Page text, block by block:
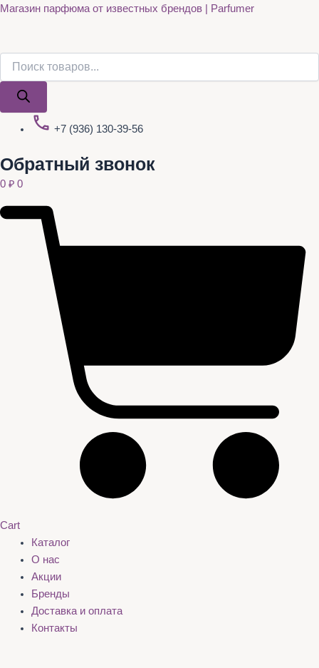
Перейти
Магазин парфюма от известных брендов | Parfumer
Поиск
+7 (936) 130-39-56
Обратный звонок
0 ₽ 0
Cart
Каталог
О нас
Акции
Бренды
Доставка и оплата
Контакты
Поиск
Quantity